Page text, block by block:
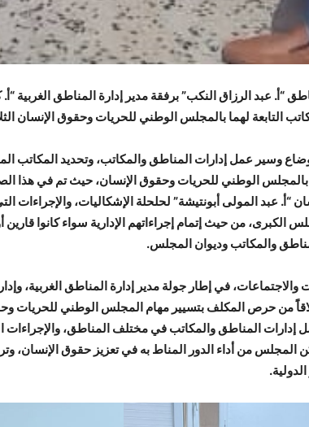
“أ. عبد الرزاق النكب” برفقة مدير إدارة المناطق الغربية
لهما بالمجلس الوطني للحريات وحقوق الإنسان الثلاثاء 21 الاربعاء 22-5-
وسير عمل إدارات المناطق والمكاتب، وتحديد المكاتب
بالمجلس الوطني للحريات وحقوق الإنسان، حيث تم في هذا
“أ. عبد المولى أبونتيشة” لحلحلة الإشكاليات، والإجراءات
الكبرى، من حيث إتمام إجراءاتهم الإدارية سواء كانوا
والمكاتب وديوان المجلس.
والاجتماعات، في إطار جولة مدير إدارة المناطق الغربية،
من حرص المكلف بتسيير مهام المجلس الوطني للحريات
إدارات المناطق والمكاتب في مختلف المناطق، والإجراءات
المجلس من أداء الدور المناط به في تعزيز حقوق الإنسان،